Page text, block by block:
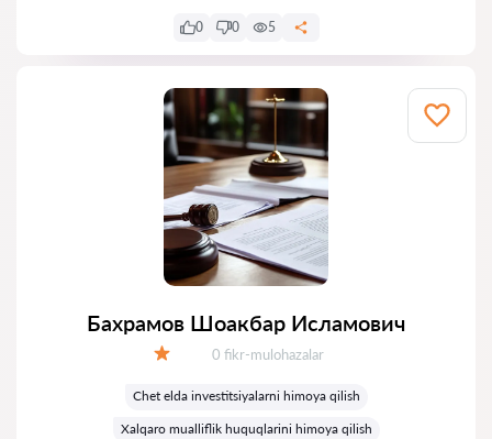
0 0 5
Бахрамов Шоакбар Исламович
Fikrlar:
0 fikr-mulohazalar
Chet elda investitsiyalarni himoya qilish
Xalqaro mualliflik huquqlarini himoya qilish